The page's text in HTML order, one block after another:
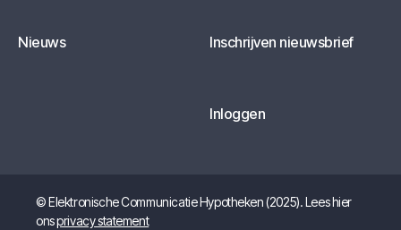
Nieuws Inschrijven nieuwsbrief
Inloggen
© Elektronische Communicatie Hypotheken (2025). Lees hier
onsprivacy statement